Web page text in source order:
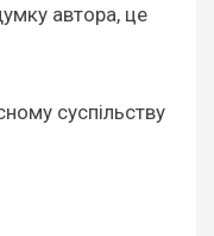
автора, це
суспільству